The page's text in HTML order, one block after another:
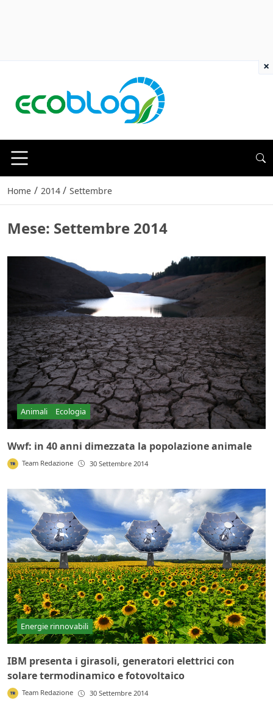
Home / 2014 / Settembre
Mese: Settembre 2014
Animali Ecologia
Wwf: in 40 anni dimezzata la popolazione animale
Team Redazione 30 Settembre 2014
Energie rinnovabili
IBM presenta i girasoli, generatori elettrici con
solare termodinamico e fotovoltaico
Team Redazione 30 Settembre 2014
×